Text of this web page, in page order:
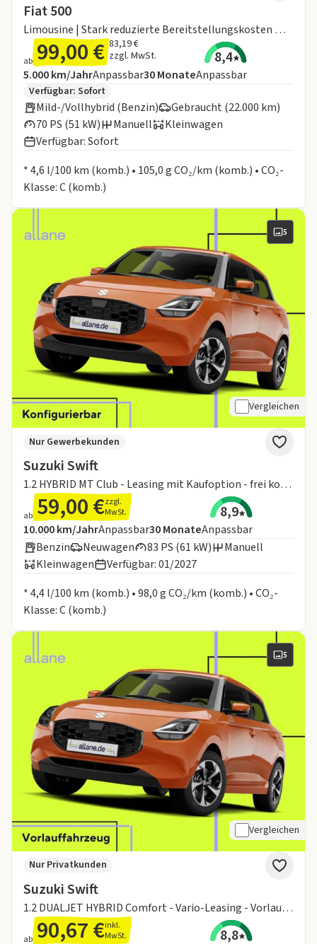
Fiat 500
Limousine | Stark reduzierte Bereitstellungskosten 🚀 | 2 Jahre Garantie❗️
ab 99,00 € 83,19 €
zzgl. MwSt.
8,4
Angebotsdetails:
Inklusive Laufleistung
5.000 km/JahrAnpassbarLaufzeit
30MonateAnpassbar
Zusätzliche Fahrzeuginformationen:
Verfügbar: Sofort
Mild-/Vollhybrid (Benzin)
Gebraucht (22.000 km)
70 PS (51 kW)
Manuell
Kleinwagen
Verfügbar: Sofort
* 4,6 l/100 km (komb.) • 105,0 g CO₂/km (komb.) • CO₂-
Klasse: C (komb.)
5
Vergleichen
Suzuki Swift
1.2 HYBRID MT Club - Leasing mit Kaufoption - frei konfigurierbar!
Nur Gewerbekunden
ab 59,00 €zzgl.
MwSt.
8,9
Angebotsdetails:
Inklusive Laufleistung
10.000 km/JahrAnpassbarLaufzeit
30MonateAnpassbar
Benzin
Neuwagen 83 PS (61 kW)
Manuell
Kleinwagen
Verfügbar: 01/2027
* 4,4 l/100 km (komb.) • 98,0 g CO₂/km (komb.) • CO₂-
Klasse: C (komb.)
5
Vergleichen
Suzuki Swift
1.2 DUALJET HYBRID Comfort - Vario-Leasing - Vorlauffahrzeug!
Nur Privatkunden
ab 90,67 €inkl.
MwSt.
8,8